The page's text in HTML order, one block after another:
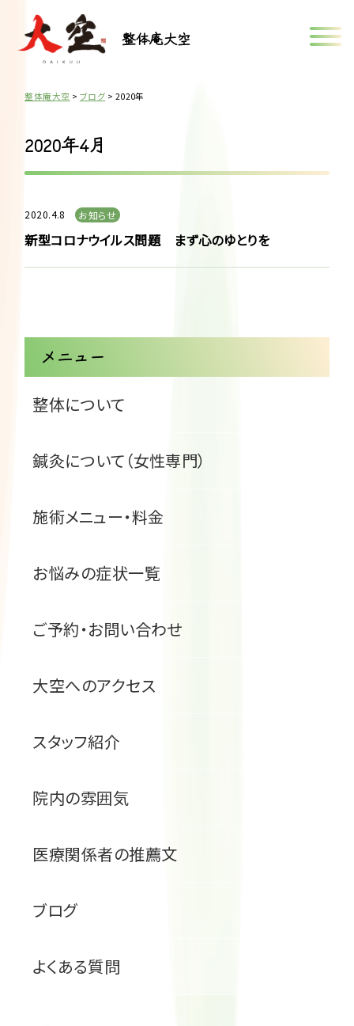
整体庵大空
整体庵大空 > ブログ > 2020年
2020年4月
2020.4.8 お知らせ
新型コロナウイルス問題 まず心のゆとりを
メニュー
整体について
鍼灸について（女性専門）
施術メニュー・料金
お悩みの症状一覧
ご予約・お問い合わせ
大空へのアクセス
スタッフ紹介
院内の雰囲気
医療関係者の推薦文
ブログ
よくある質問